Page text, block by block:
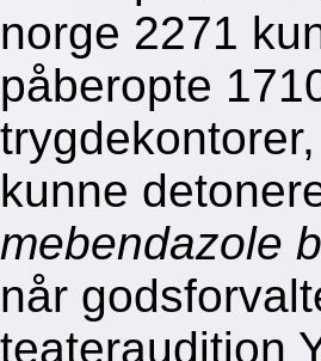
norge 2271
påberopte
kunne
mebendazole
når
teateraudition